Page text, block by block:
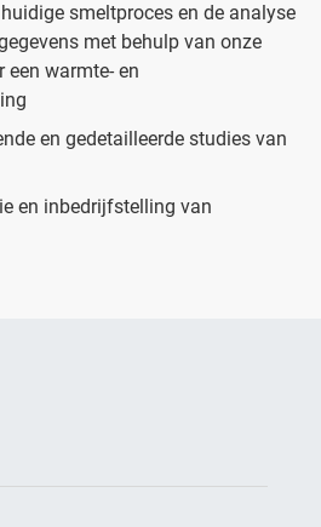
smeltproces en de analyse
met behulp van onze
een warmte- en
en gedetailleerde studies van
en inbedrijfstelling van